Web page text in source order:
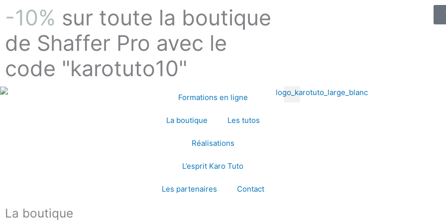
au-10% sur toute la boutique
de Shaffer Pro avec le
code "karotuto10"
Formations en ligne
La boutique Les tutos
Réalisations
L’esprit Karo Tuto
Les partenaires Contact
La boutique